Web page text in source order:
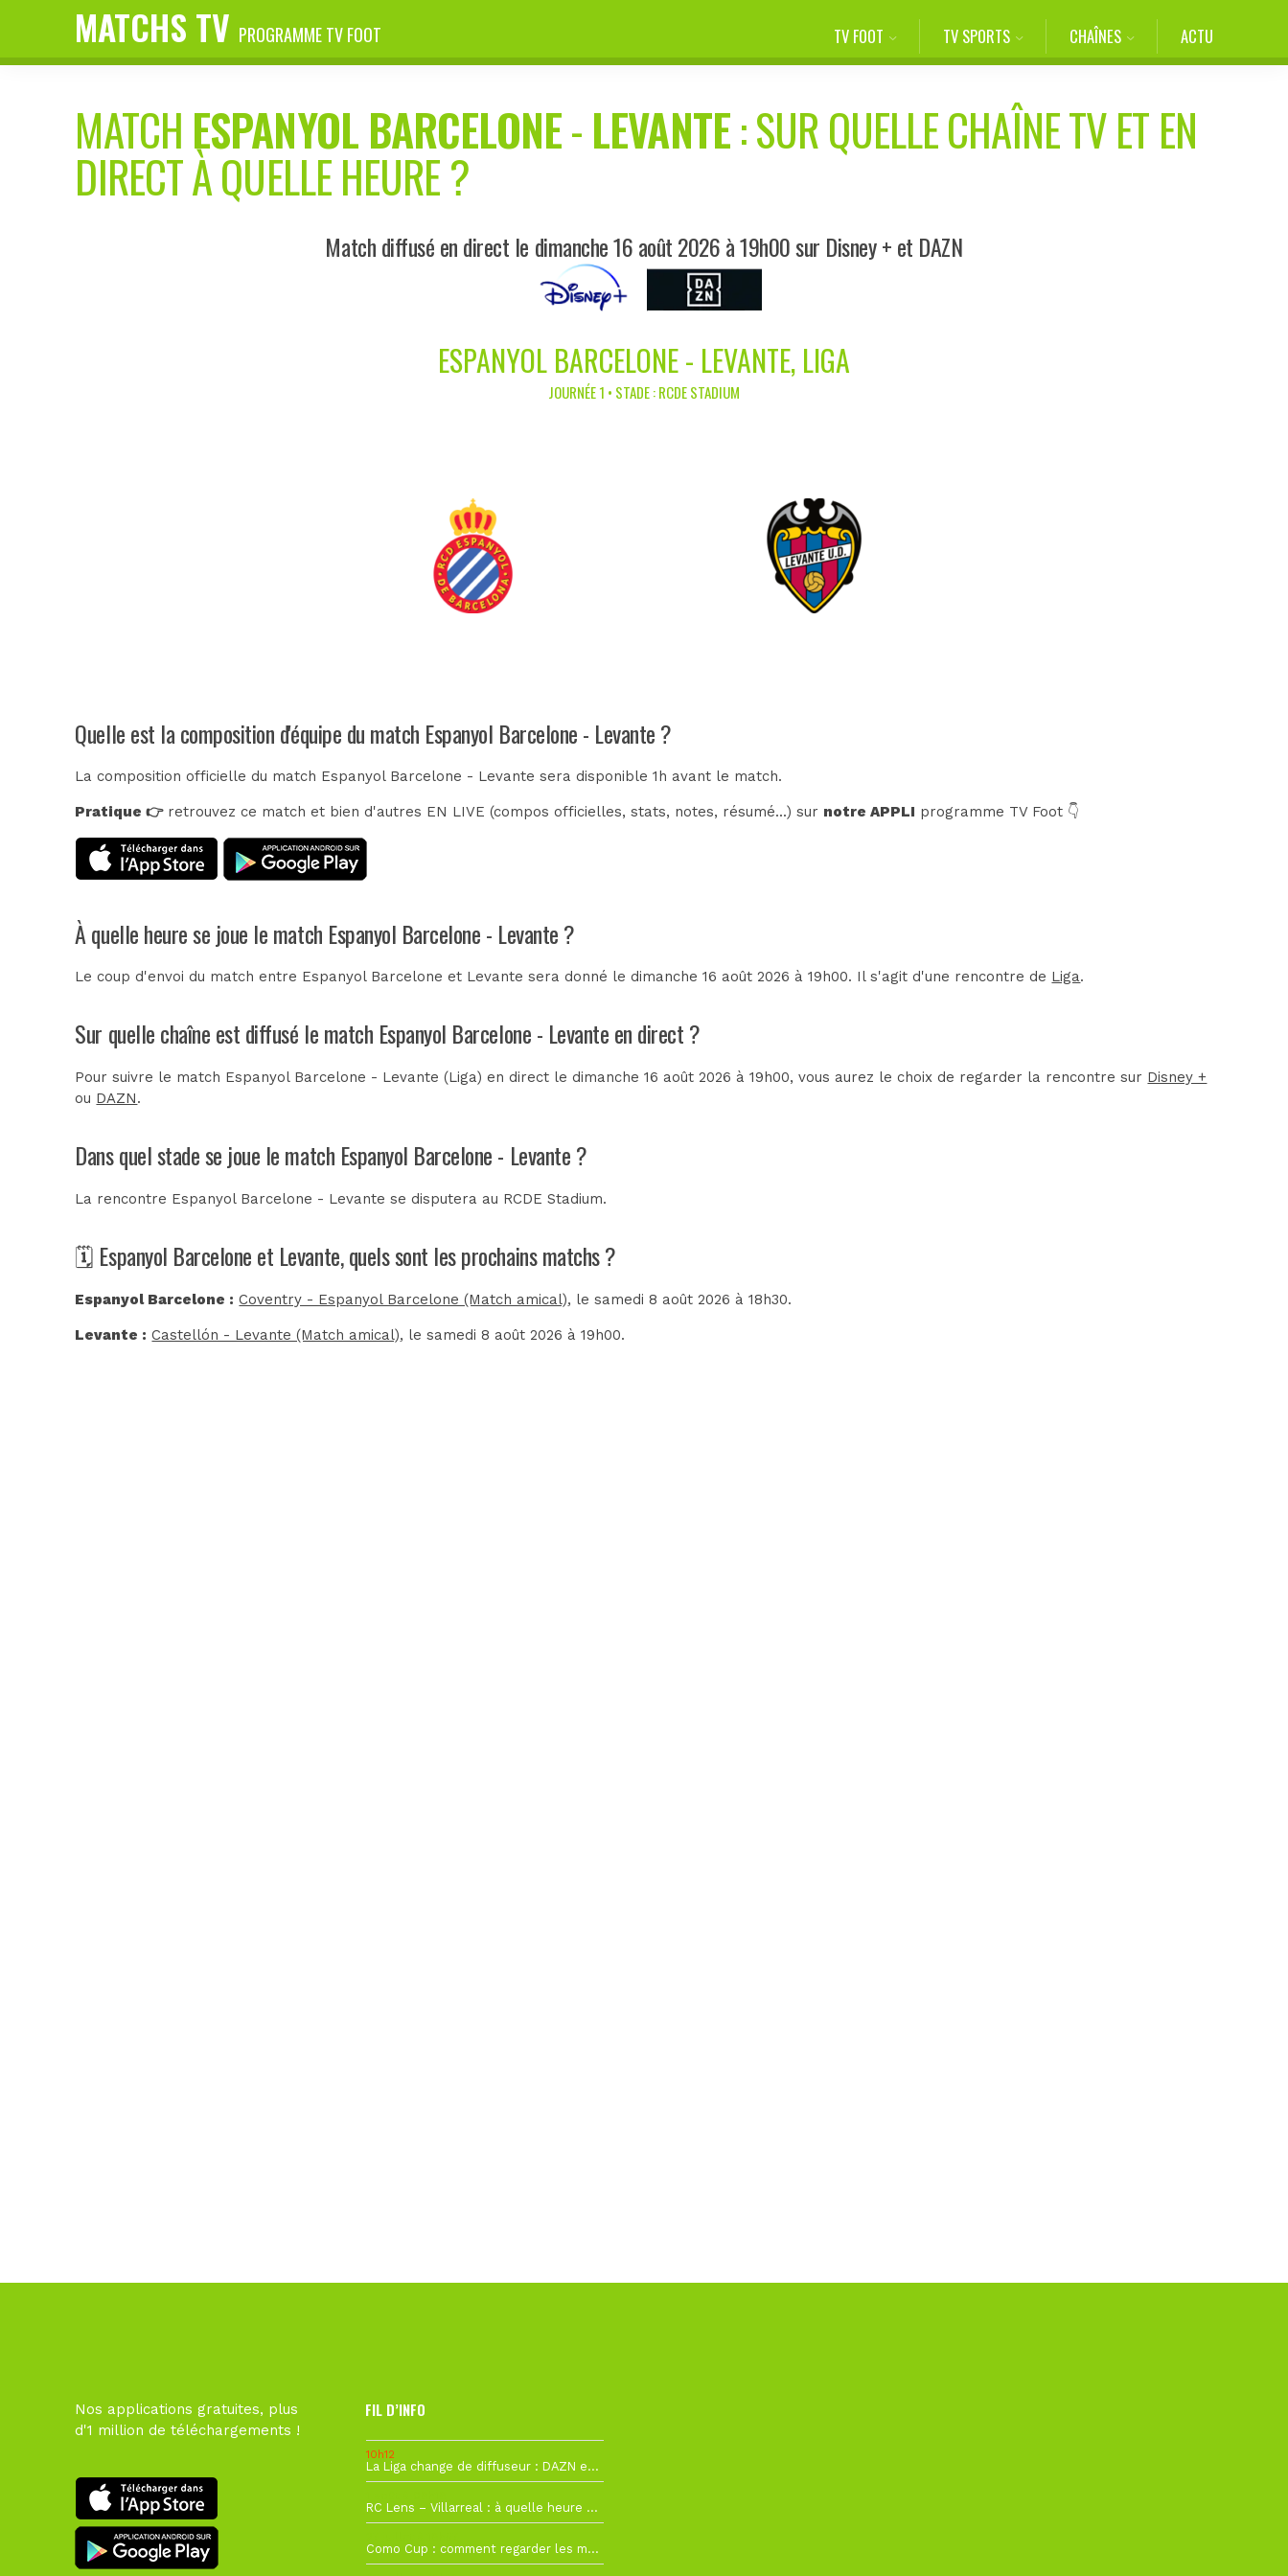
MATCHS TV PROGRAMME TV FOOT TV FOOT TV SPORTS CHAÎNES ACTU
MATCH ESPANYOL BARCELONE-LEVANTE: SUR QUELLE CHAÎNE TV ET EN
DIRECT À QUELLE HEURE ?
Match diffusé en direct le dimanche 16 août 2026 à 19h00 sur Disney + et DAZN
ESPANYOL BARCELONE - LEVANTE, LIGA
JOURNÉE 1 • STADE : RCDE STADIUM
Quelle est la composition d'équipe du match Espanyol Barcelone - Levante ?
La composition officielle du match Espanyol Barcelone - Levante sera disponible 1h avant le match.
Pratique 👉retrouvez ce match et bien d'autres EN LIVE (compos officielles, stats, notes, résumé...) sur notre APPLI programme TV Foot 👇
À quelle heure se joue le match Espanyol Barcelone - Levante ?
Le coup d'envoi du match entre Espanyol Barcelone et Levante sera donné le dimanche 16 août 2026 à 19h00. Il s'agit d'une rencontre de Liga.
Sur quelle chaîne est diffusé le match Espanyol Barcelone - Levante en direct ?
Pour suivre le match Espanyol Barcelone - Levante (Liga) en direct le dimanche 16 août 2026 à 19h00, vous aurez le choix de regarder la rencontre sur Disney +
ou DAZN.
Dans quel stade se joue le match Espanyol Barcelone - Levante ?
La rencontre Espanyol Barcelone - Levante se disputera au RCDE Stadium.
🗓️ Espanyol Barcelone et Levante, quels sont les prochains matchs ?
Espanyol Barcelone : Coventry - Espanyol Barcelone (Match amical), le samedi 8 août 2026 à 18h30.
Levante : Castellón - Levante (Match amical), le samedi 8 août 2026 à 19h00.
Nos applications gratuites, plus
d'1 million de téléchargements !
FIL D’INFO
10h12
La Liga change de diffuseur : DAZN et Disney+ remplacent beIN Sports !
RC Lens – Villarreal : à quelle heure et sur quelle chaîne voir la finale de la Como Cup ?
Como Cup : comment regarder les matchs du RC Lens en direct ?